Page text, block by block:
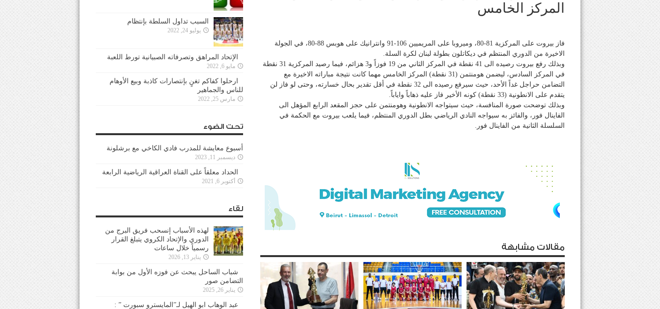
المركز الخامس
فاز بيروت على المركزية 81-80، وميروبا على المريميين 106-91 وانترانيك على هوبس 88-80، في الجولة
الاخيرة من الدوري المنتظم في ديكاتلون بطولة لبنان لكرة السلة.
وبذلك رفع بيروت رصيده الى 41 نقطة في المركز الثاني من 19 فوزاً و3 هزائم، فيما رصيد المركزية 31 نقطة
في المركز السادس، ليضمن هومنتمن (31 نقطة) المركز الخامس مهما كانت نتيجة مباراته الاخيرة مع
التضامن حراجل غداً الأحد، حيث سيرفع رصيده الى 32 نقطة في أقل تقدير بحال خسارته، وحتى لو فاز لن
يتقدم على الانطونية (33 نقطة) كونه الأخير فاز عليه ذهاباً واياباً.
وبذلك توضحت صورة المنافسة، حيث سيتواجه الانطونية وهومنتمن على حجز المقعد الرابع المؤهل الى
الفاينال فور، والفائز به سيواجه النادي الرياضي بطل الدوري المنتظم، فيما يلعب بيروت مع الحكمة في
السلسلة الثانية من الفاينال فور.
مقالات مشابهة
السبب تداول السلطة بإنتظام
يوليو 24, 2022
الإتحاد المراهق وتصرفاته الصبيانية تورط اللعبة
مايو 6, 2022
ارحلوا كفاكم تغنٍ بإنتصارات كاذبة وبيع الأوهام
للناس والجماهير
مارس 25, 2022
تحت الضوء
أسبوع معايشة للمدرب فادي الكاخي مع برشلونة
ديسمبر 11, 2023
الحداد معلقاً على القناة العراقية الرياضية الرابعة
أكتوبر 6, 2021
لقاء
لهذه الأسباب إنسحب فريق البرج من
الدوري والإتحاد الكروي يتبلغ القرار
رسمياً خلال ساعات
يناير 13, 2026
شباب الساحل يبحث عن فوزه الأول من بوابة
التضامن صور
يناير 26, 2025
عبد الوهاب ابو الهيل لـ”المايسترو سبورت ” :